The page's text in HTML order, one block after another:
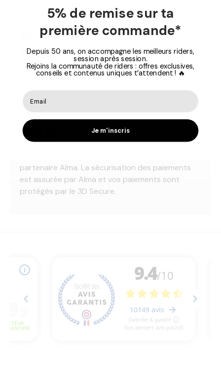
Paiement Sécurisé
Vos informations de paiement sont traitées en
de votre carte de crédit et n'avons pas accès aux
informations de votre carte de crédit.
partenaire Alma. La sécurisation des paiements
est assurée par Alma et vos paiements sont
protégés par le 3D Secure.
5% de remise sur ta
première commande*
Depuis 50 ans, on accompagne les meilleurs riders,
session après session.
Rejoins la communauté de riders : offres exclusives,
conseils et contenus uniques t’attendent ! 🔥
Je m'inscris